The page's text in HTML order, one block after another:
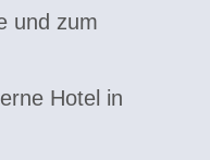
und zum
Hotel in